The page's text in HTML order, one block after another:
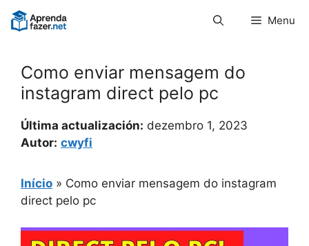
Pular
para
Menu
Como enviar mensagem do
instagram direct pelo pc
Última actualización: dezembro 1, 2023
Autor: cwyfi
Início » Como enviar mensagem do instagram
direct pelo pc